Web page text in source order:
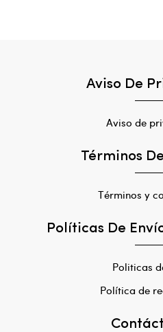
Aviso De
Aviso de
Términos
Términos y
Políticas De
Politicas
Política de